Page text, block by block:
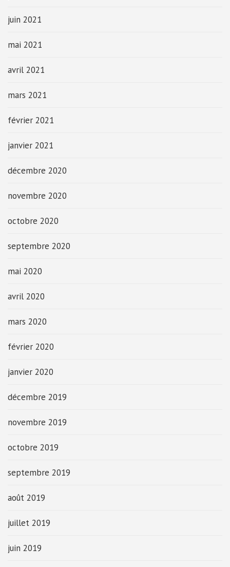
juin 2021
mai 2021
avril 2021
mars 2021
février 2021
janvier 2021
décembre 2020
novembre 2020
octobre 2020
septembre 2020
mai 2020
avril 2020
mars 2020
février 2020
janvier 2020
décembre 2019
novembre 2019
octobre 2019
septembre 2019
août 2019
juillet 2019
juin 2019